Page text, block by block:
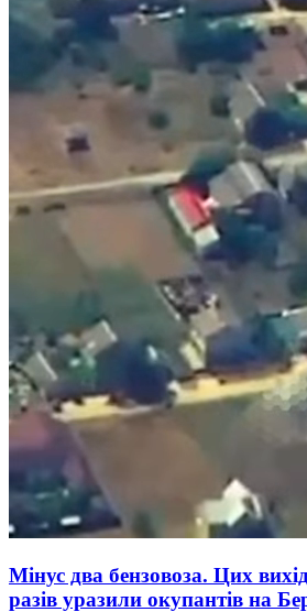
Мінус два бензовоза. Цих
разів уразили окупантів на